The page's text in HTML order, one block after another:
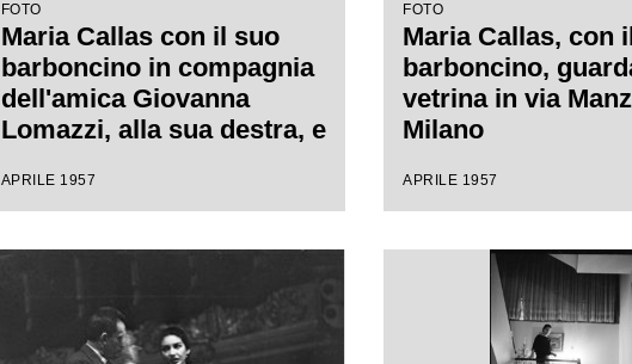
FOTO
Maria Callas con il suo
barboncino in compagnia
dell'amica Giovanna
Lomazzi, alla sua destra, e
Manzoni a Milano
APRILE 1957
FOTO
Maria Callas, con
barboncino,
vetrina in via
Milano
APRILE 1957